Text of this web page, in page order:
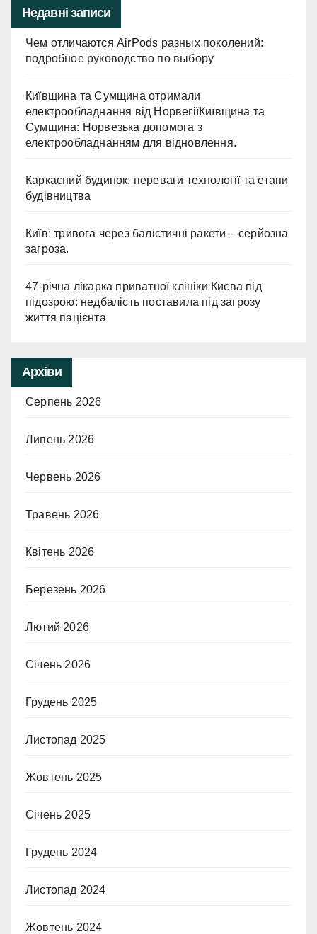
Недавні записи
Чем отличаются AirPods разных поколений:
подробное руководство по выбору
Київщина та Сумщина отримали
електрообладнання від НорвегіїКиївщина та
Сумщина: Норвезька допомога з
електрообладнанням для відновлення.
Каркасний будинок: переваги технології та етапи
будівництва
Київ: тривога через балістичні ракети – серйозна
загроза.
47-річна лікарка приватної клініки Києва під
підозрою: недбалість поставила під загрозу
життя пацієнта
Архіви
Серпень 2026
Липень 2026
Червень 2026
Травень 2026
Квітень 2026
Березень 2026
Лютий 2026
Січень 2026
Грудень 2025
Листопад 2025
Жовтень 2025
Січень 2025
Грудень 2024
Листопад 2024
Жовтень 2024